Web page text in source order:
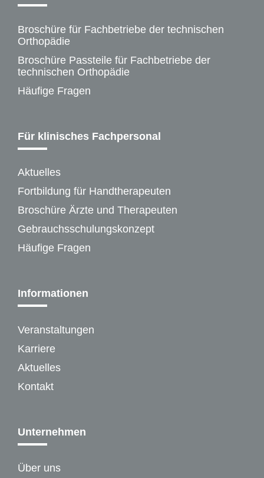
Broschüre für Fachbetriebe der technischen
Orthopädie
Broschüre Passteile für Fachbetriebe der
technischen Orthopädie
Häufige Fragen
Für klinisches Fachpersonal
Aktuelles
Fortbildung für Handtherapeuten
Broschüre Ärzte und Therapeuten
Gebrauchsschulungskonzept
Häufige Fragen
Informationen
Veranstaltungen
Karriere
Aktuelles
Kontakt
Unternehmen
Über uns